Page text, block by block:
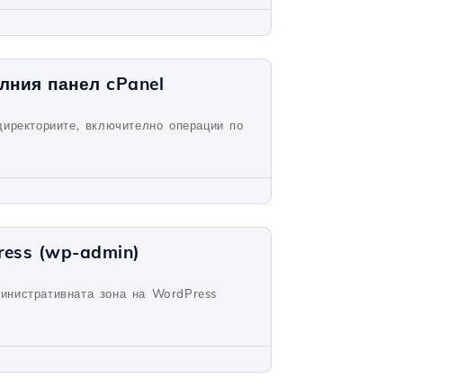
панел cPanel
включително операции по
(wp-admin)
зона на WordPress